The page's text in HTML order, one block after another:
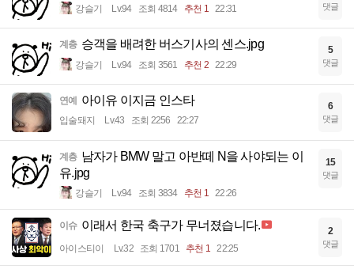
강슬기 Lv.94 조회 4814 추천 1 22:31 댓글
계층 승객을 배려한 버스기사의 센스.jpg
강슬기 Lv.94 조회 3561 추천 2 22:29
5
댓글
연예 아이유 이지금 인스타
입술돼지 Lv.43 조회 2256 22:27
6
댓글
계층 남자가 BMW 말고 아반떼 N을 사야되는 이
유.jpg
강슬기 Lv.94 조회 3834 추천 1 22:26
15
댓글
이슈 이래서 한국 축구가 무너졌습니다.
아이스티이 Lv.32 조회 1701 추천 1 22:25
2
댓글